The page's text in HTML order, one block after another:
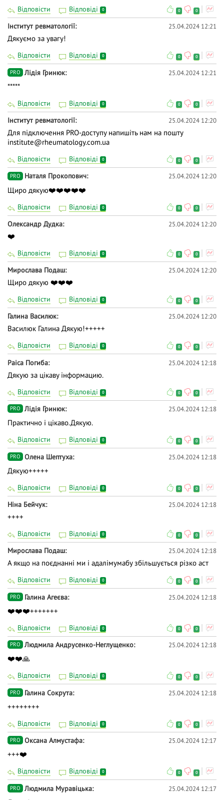
Відповісти Відповіді 0 0 0
Інститут ревматології 25.04.2024 12:21
Дякуємо за увагу!
Відповісти Відповіді 0 0 0
PRO Лідія Гринюк 25.04.2024 12:21
*****
Відповісти Відповіді 0 0 0
Інститут ревматології 25.04.2024 12:20
Для підключення PRO-доступу напишіть нам на пошту
institute@rheumatology.com.ua
Відповісти Відповіді 0 0 0
PRO Наталя Прокопович 25.04.2024 12:20
Щиро дякую❤️❤️❤️❤️❤️
Відповісти Відповіді 0 0 0
Олександр Дудка 25.04.2024 12:20
❤️
Відповісти Відповіді 0 0 0
Мирослава Подаш 25.04.2024 12:20
Щиро дякую ❤️❤️❤️
Відповісти Відповіді 0 0 0
Галина Василюк 25.04.2024 12:20
Василюк Галина Дякую!+++++
Відповісти Відповіді 0 0 0
Раіса Погиба 25.04.2024 12:18
Дякую за цікаву інформацию.
Відповісти Відповіді 0 0 0
PRO Лідія Гринюк 25.04.2024 12:18
Практично і цікаво.Дякую.
Відповісти Відповіді 0 0 0
PRO Олена Шептуха 25.04.2024 12:18
Дякую+++++
Відповісти Відповіді 0 0 0
Ніна Бейчук 25.04.2024 12:18
++++
Відповісти Відповіді 0 0 0
Мирослава Подаш 25.04.2024 12:18
А якщо на поєднанні ми і адалімумабу збільшується різко аст
Відповісти Відповіді 0 0 0
PRO Галина Агеєва 25.04.2024 12:18
❤️❤️❤️+++++++
Відповісти Відповіді 0 0 0
PRO Людмила Андрусенко-Неглущенко 25.04.2024 12:18
❤️❤️🙏
Відповісти Відповіді 0 0 0
PRO Галина Сокрута 25.04.2024 12:18
++++++++
Відповісти Відповіді 0 0 0
PRO Оксана Алмустафа 25.04.2024 12:17
+++❤️
Відповісти Відповіді 0 0 0
PRO Людмила Муравіцька 25.04.2024 12:17